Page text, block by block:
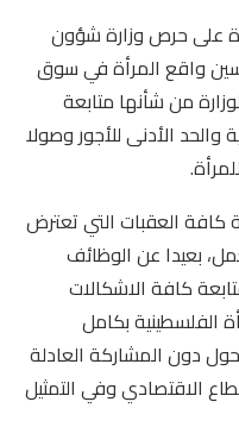
على حرص وزارة شؤون
واقع المرأة في سوق
من شأنها متابعة
والحد الأدنى للأجور وصولا
العقبات التي تعترض
بعيدا عن الوظائف
كافة الاشكالات
الفلسطينية بكامل
دون المشاركة العادلة
الاقتصادي وفي التمثيل